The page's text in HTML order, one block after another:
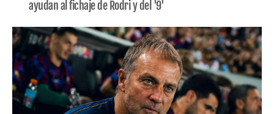
ayudan al fichaje de Rodri y del '9'